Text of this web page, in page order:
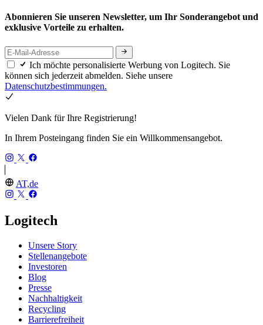
Abonnieren Sie unseren Newsletter, um Ihr Sonderangebot und
exklusive Vorteile zu erhalten.
Ich möchte personalisierte Werbung von Logitech. Sie
können sich jederzeit abmelden. Siehe unsere
Datenschutzbestimmungen.
Vielen Dank für Ihre Registrierung!
In Ihrem Posteingang finden Sie ein Willkommensangebot.
AT,de
Logitech
Unsere Story
Stellenangebote
Investoren
Blog
Presse
Nachhaltigkeit
Recycling
Barrierefreiheit